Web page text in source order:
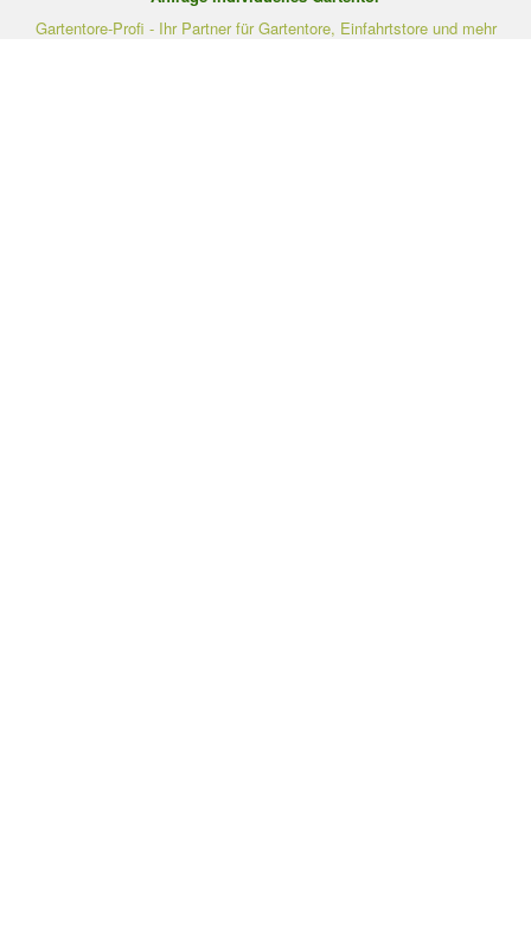
Gartentore-Profi - Ihr Partner für Gartentore, Einfahrtstore und mehr